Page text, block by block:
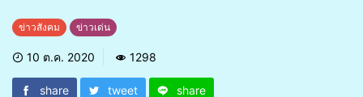
ข่าวสังคม ข่าวเด่น
10 ต.ค. 2020 1298
share tweet share